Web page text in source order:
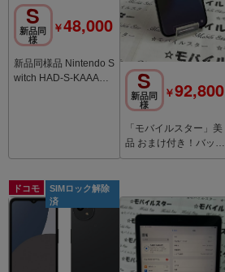
S
新品同
様
￥48,000
新品同様品 Nintendo S
witch HAD-S-KAAAH
S
新品同
様
￥92,800
「モバイルスター」美
品 おまけ付き！バッテ
リー98％ iPhone15 Pl
ドコモ
SIMロック解除
済